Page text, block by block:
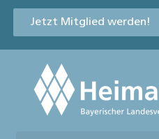
Jetzt Mitglied werden!